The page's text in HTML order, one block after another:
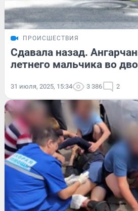
ПРОИСШЕСТВИЯ
Сдавала назад.
летнего мальчика во
31 июля, 2025, 15:34 3 386 2